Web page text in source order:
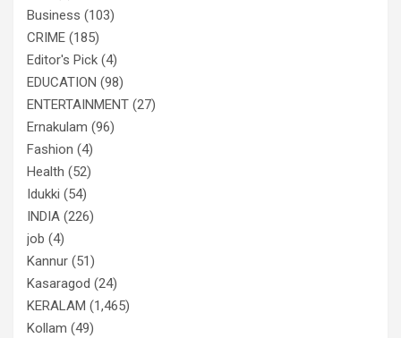
Business (103)
CRIME (185)
Editor's Pick (4)
EDUCATION (98)
ENTERTAINMENT (27)
Ernakulam (96)
Fashion (4)
Health (52)
Idukki (54)
INDIA (226)
job (4)
Kannur (51)
Kasaragod (24)
KERALAM (1,465)
Kollam (49)